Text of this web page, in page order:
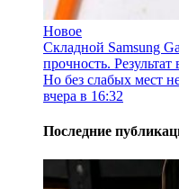
Новое
Складной Samsung
прочность. Результат
Но без слабых мест
вчера в 16:32
Последние